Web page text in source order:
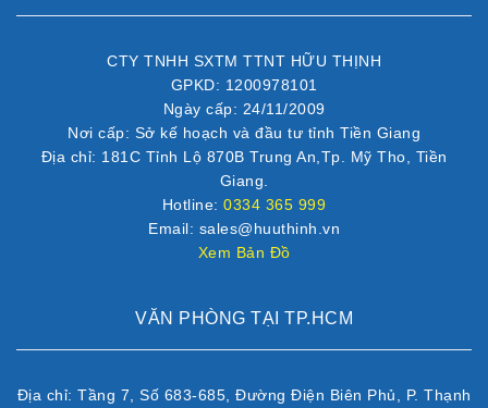
CTY TNHH SXTM TTNT HỮU THỊNH
GPKD: 1200978101
Ngày cấp: 24/11/2009
Nơi cấp: Sở kế hoạch và đầu tư tỉnh Tiền Giang
Địa chỉ: 181C Tỉnh Lộ 870B Trung An,Tp. Mỹ Tho, Tiền
Giang.
Hotline:0334 365 999
Email: sales@huuthinh.vn
Xem Bản Đồ
VĂN PHÒNG TẠI TP.HCM
Địa chỉ: Tầng 7, Số 683-685, Đường Điện Biên Phủ, P. Thạnh